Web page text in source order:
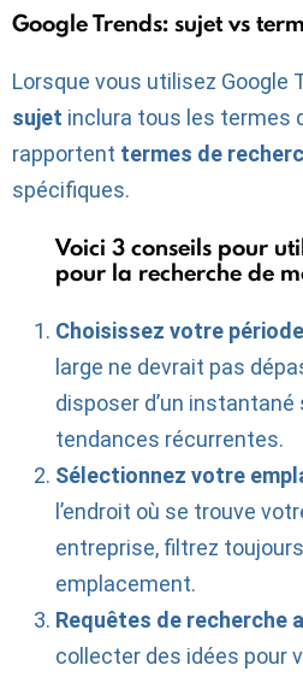
Google Trends: sujet vs
Lorsque vous utilisez Google
sujet inclura tous les termes
rapportent termes de
spécifiques.
Voici 3 conseils pour
pour la recherche de
Choisissez votre
large ne devrait pas
disposer d’un
tendances récurrentes.
Sélectionnez votre
l’endroit où se trouve
entreprise, filtrez
emplacement.
Requêtes de recherche
collecter des idées pour